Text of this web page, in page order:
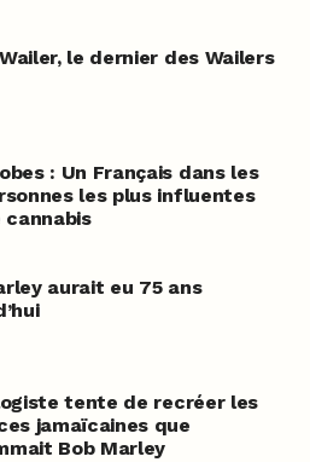
le dernier des Wailers
: Un Français dans les
les plus influentes
cannabis
aurait eu 75 ans
tente de recréer les
jamaïcaines que
Bob Marley